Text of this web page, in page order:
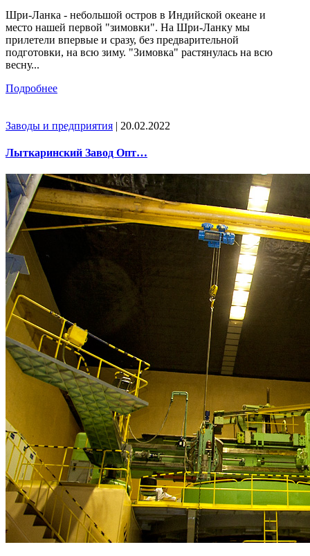
Шри-Ланка - небольшой остров в Индийской океане и
место нашей первой "зимовки". На Шри-Ланку мы
прилетели впервые и сразу, без предварительной
подготовки, на всю зиму. "Зимовка" растянулась на всю
весну...
Подробнее
Заводы и предприятия | 20.02.2022
Лыткаринский Завод Опт…